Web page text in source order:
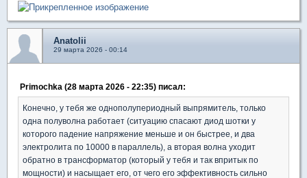
Anatolii
29 марта 2026 - 00:14
Primochka (28 марта 2026 - 22:35) писал:
Конечно, у тебя же однополупериодный выпрямитель, только
одна полуволна работает (ситуацию спасают диод шотки у
которого падение напряжение меньше и он быстрее, и два
электролита по 10000 в параллель), а вторая волна уходит
обратно в трансформатор (который у тебя и так впритык по
мощности) и насыщает его, от чего его эффективность сильно